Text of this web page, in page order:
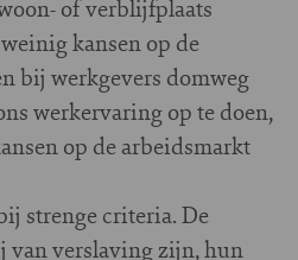
of verblijfplaats
kansen op de
bij werkgevers domweg
werkervaring op te doen,
op de arbeidsmarkt
strenge criteria. De
van verslaving zijn, hun